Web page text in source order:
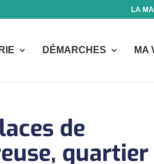
LA
DÉMARCHES MA
de
quartier